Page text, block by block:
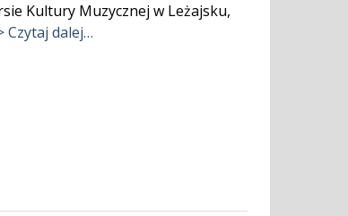
Kultury Muzycznej w Leżajsku,
Czytaj dalej…